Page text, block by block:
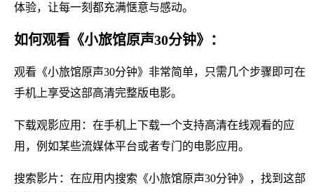
体验，让每一刻都充满惬意与感动。
如何观看《小旅馆原声30分钟》：
观看《小旅馆原声30分钟》非常简单，只需几个步骤即可在
手机上享受这部高清完整版电影。
下载观影应用：在手机上下载一个支持高清在线观看的应
用，例如某些流媒体平台或者专门的电影应用。
搜索影片：在应用内搜索《小旅馆原声30分钟》，找到这部